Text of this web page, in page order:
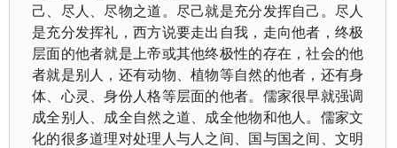
己、尽人、尽物之道。尽己就是充分发挥自己。尽人
是充分发挥礼，西方说要走出自我，走向他者，终极
层面的他者就是上帝或其他终极性的存在，社会的他
者就是别人，还有动物、植物等自然的他者，还有身
体、心灵、身份人格等层面的他者。儒家很早就强调
成全别人、成全自然之道、成全他物和他人。儒家文
化的很多道理对处理人与人之间、国与国之间、文明